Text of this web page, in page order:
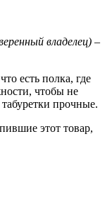
владелец) –
есть полка, где
чтобы не
табуретки прочные.
этот товар,